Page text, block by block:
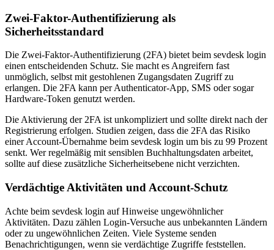
Zwei-Faktor-Authentifizierung als
Sicherheitsstandard
Die Zwei-Faktor-Authentifizierung (2FA) bietet beim sevdesk login
einen entscheidenden Schutz. Sie macht es Angreifern fast
unmöglich, selbst mit gestohlenen Zugangsdaten Zugriff zu
erlangen. Die 2FA kann per Authenticator-App, SMS oder sogar
Hardware-Token genutzt werden.
Die Aktivierung der 2FA ist unkompliziert und sollte direkt nach der
Registrierung erfolgen. Studien zeigen, dass die 2FA das Risiko
einer Account-Übernahme beim sevdesk login um bis zu 99 Prozent
senkt. Wer regelmäßig mit sensiblen Buchhaltungsdaten arbeitet,
sollte auf diese zusätzliche Sicherheitsebene nicht verzichten.
Verdächtige Aktivitäten und Account-Schutz
Achte beim sevdesk login auf Hinweise ungewöhnlicher
Aktivitäten. Dazu zählen Login-Versuche aus unbekannten Ländern
oder zu ungewöhnlichen Zeiten. Viele Systeme senden
Benachrichtigungen, wenn sie verdächtige Zugriffe feststellen.